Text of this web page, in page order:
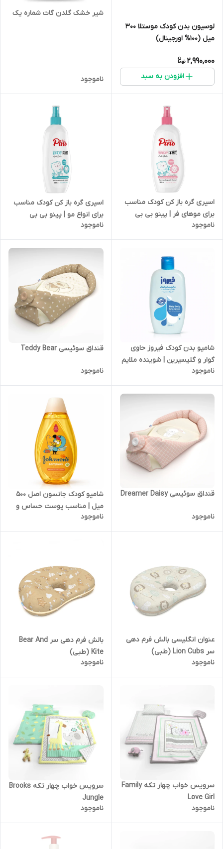
لوسیون بدن کودک موستلا 300
میل (100% اورجینال)
2,990,000
افزودن به سبد
شیر خشک گلدن گات شماره یک
ناموجود
اسپری گره باز کن کودک مناسب
برای موهای فر | پینو بی بی
ناموجود
اسپری گره باز کن کودک مناسب
برای انواع مو | پینو بی بی
ناموجود
شامپو بدن کودک فیروز حاوی
گوار و گلیسیرین | شوینده ملایم
و سازگار با پوست حساس کودک
ناموجود
قنداق سوئیسی Teddy Bear
ناموجود
قنداق سوئیسی Dreamer Daisy
ناموجود
شامپو کودک جانسون اصل 500
میل | مناسب پوست حساس و
بدون سوزش چشم
ناموجود
عنوان انگلیسی بالش فرم دهی
سر Lion Cubs (طبی)
ناموجود
بالش فرم دهی سر Bear And
Kite (طبی)
ناموجود
سرویس خواب چهار تکه Family
Love Girl
ناموجود
سرویس خواب چهار تکه Brooks
Jungle
ناموجود